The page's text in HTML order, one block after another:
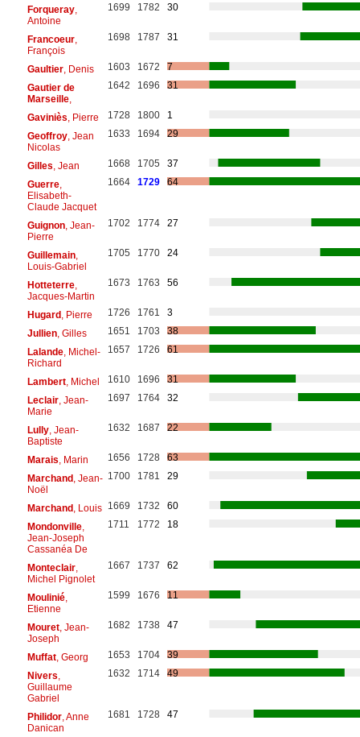
Forqueray,
Antoine
1699 1782 30
Francoeur,
François
1698 1787 31
Gaultier, Denis 1603 1672
7
Gautier de
Marseille,
1642 1696 31
Gaviniès , Pierre 1728 1800
1
Geoffroy, Jean
Nicolas
1633 1694 29
Gilles , Jean 1668 1705
37
Guerre,
Elisabeth-
Claude Jacquet
1664 1729 64
Guignon, Jean-
Pierre
1702 1774 27
Guillemain,
Louis-Gabriel
1705 1770 24
Hotteterre,
Jacques-Martin
1673 1763 56
Hugard, Pierre 1726 1761
3
Jullien, Gilles 1651 1703
38
Lalande, Michel-
Richard
1657 1726 61
Lambert, Michel 1610 1696
31
Leclair, Jean-
Marie
1697 1764 32
Lully, Jean-
Baptiste
1632 1687 22
Marais , Marin 1656 1728
63
Marchand, Jean-
Noël
1700 1781 29
Marchand, Louis 1669 1732
60
Mondonville,
Jean-Joseph
Cassanéa De
1711 1772 18
Monteclair,
Michel Pignolet
1667 1737 62
Moulinié,
Etienne
1599 1676 11
Mouret, Jean-
Joseph
1682 1738 47
Muffat, Georg 1653 1704
39
Nivers
Guillaume
Gabriel
1632 1714 49
Philidor, Anne
Danican
1681 1728 47